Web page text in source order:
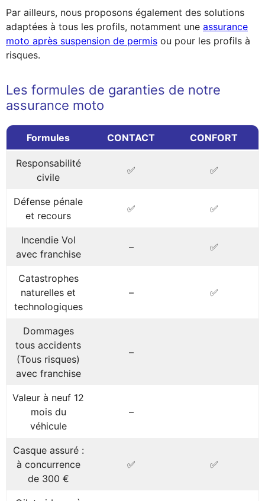
Par ailleurs, nous proposons également des solutions
adaptées à tous les profils, notamment une assurance
moto après suspension de permis ou pour les profils à
risques.
Les formules de garanties de notre
assurance moto
Formules CONTACT CONFORT
Responsabilité
civile
✅ ✅
Défense pénale
et recours
✅ ✅
Incendie Vol
avec franchise
– ✅
Catastrophes
naturelles et
technologiques
– ✅
Dommages
tous accidents
(Tous risques)
avec franchise
–
Valeur à neuf 12
mois du
véhicule
–
Casque assuré :
à concurrence
de 300 €
✅ ✅